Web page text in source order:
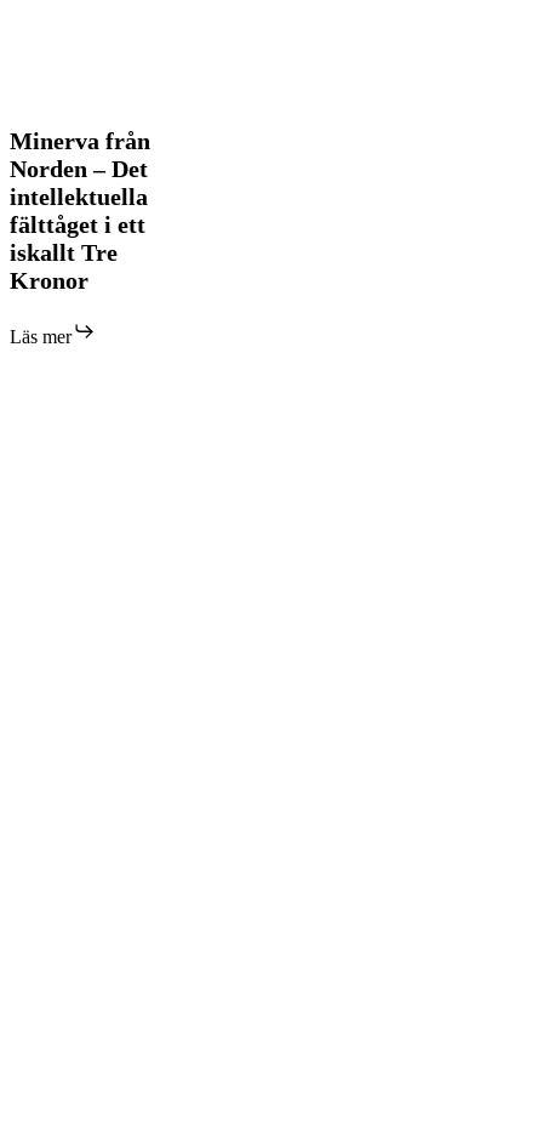
Minerva
från
Norden
–
Det
intellektuella
fälttåget
i
iskallt
Minerva från
Norden – Det
intellektuella
fälttåget i ett
iskallt Tre
Kronor
Läs mer